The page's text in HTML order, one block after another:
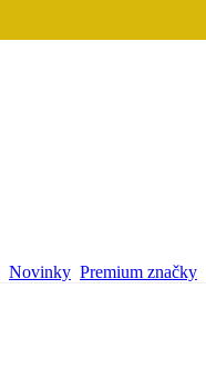
Novinky Premium značky